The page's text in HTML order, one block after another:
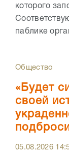
которого
паблике
Общество
«Будет
своей
05.08.2026